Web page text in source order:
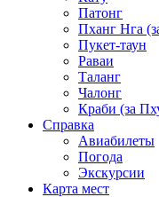
Патонг
Пханг Нга
Пукет-таун
Раваи
Таланг
Чалонг
Краби (за
Справка
Авиабилеты
Погода
Экскурсии
Карта мест